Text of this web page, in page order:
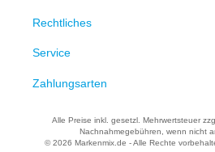
Rechtliches
Service
Zahlungsarten
Alle Preise inkl. gesetzl. Mehrwertsteuer
Nachnahmegebühren, wenn nicht
© 2026 Markenmix.de - Alle Rechte